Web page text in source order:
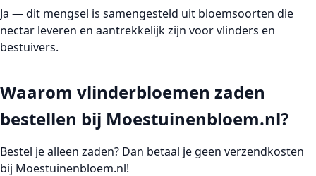
Ja — dit mengsel is samengesteld uit bloemsoorten die
nectar leveren en aantrekkelijk zijn voor vlinders en
bestuivers.
Waarom vlinderbloemen zaden
bestellen bij Moestuinenbloem.nl?
Bestel je alleen zaden? Dan betaal je geen verzendkosten
bij Moestuinenbloem.nl!